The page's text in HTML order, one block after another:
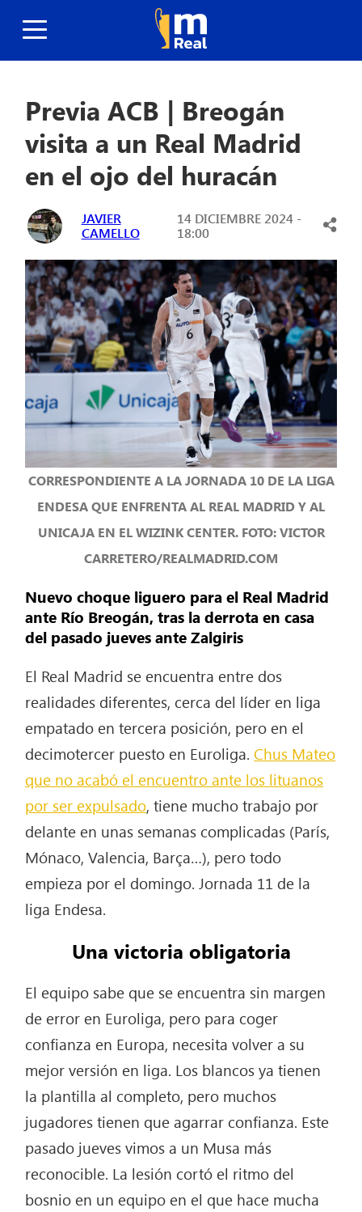
Previa ACB | Breogán
visita a un Real Madrid
en el ojo del huracán
JAVIER
CAMELLO
14 DICIEMBRE 2024 -
18:00
CORRESPONDIENTE A LA JORNADA 10 DE LA LIGA
ENDESA QUE ENFRENTA AL REAL MADRID Y AL
UNICAJA EN EL WIZINK CENTER. FOTO: VICTOR
CARRETERO/REALMADRID.COM
Nuevo choque liguero para el Real Madrid
ante Río Breogán, tras la derrota en casa
del pasado jueves ante Zalgiris
El Real Madrid se encuentra entre dos
realidades diferentes, cerca del líder en liga
empatado en tercera posición, pero en el
decimotercer puesto en Euroliga.Chus Mateo
que no acabó el encuentro ante los lituanos
por ser expulsado, tiene mucho trabajo por
delante en unas semanas complicadas (París,
Mónaco, Valencia, Barça…), pero todo
empieza por el domingo. Jornada 11 de la
liga Endesa.
Una victoria obligatoria
El equipo sabe que se encuentra sin margen
de error en Euroliga, pero para coger
confianza en Europa, necesita volver a su
mejor versión en liga. Los blancos ya tienen
la plantilla al completo, pero muchos
jugadores tienen que agarrar confianza. Este
pasado jueves vimos a un Musa más
reconocible. La lesión cortó el ritmo del
bosnio en un equipo en el que hace mucha